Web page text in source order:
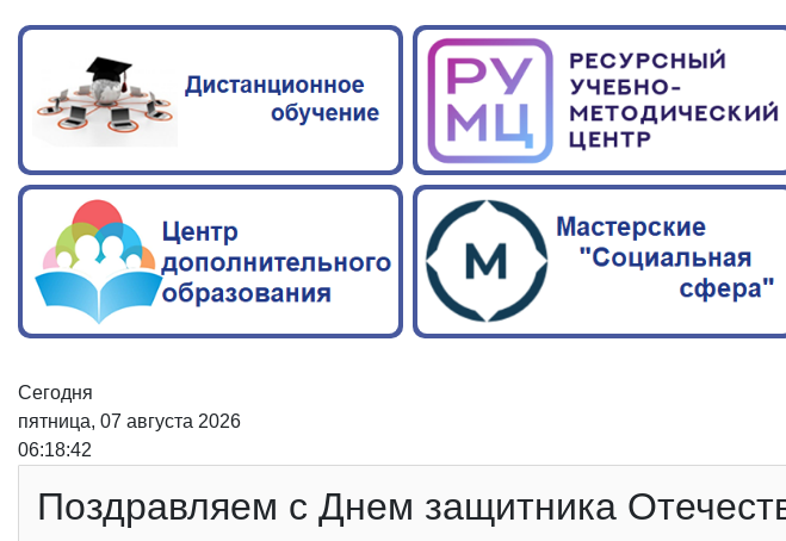
Сегодня
пятница, 07 августа 2026
06:18:42
Поздравляем с Днем защитника